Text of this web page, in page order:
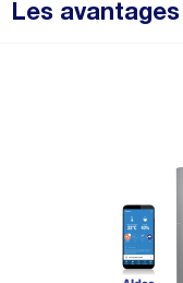
Les avantages